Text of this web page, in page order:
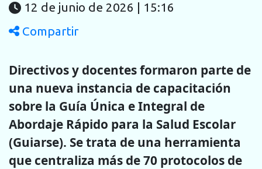
12 de junio de 2026 | 15:16
Compartir
Directivos y docentes formaron parte de
una nueva instancia de capacitación
sobre la Guía Única e Integral de
Abordaje Rápido para la Salud Escolar
(Guiarse). Se trata de una herramienta
que centraliza más de 70 protocolos de